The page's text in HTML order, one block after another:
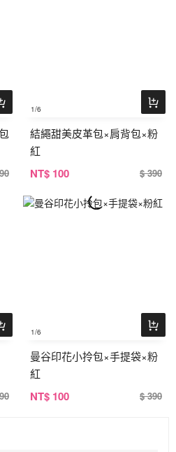
1/6
結繩甜美皮革包×肩背包×粉
紅
NT$ 100 $ 390
1/6
曼谷印花小拎包×手提袋×粉
紅
NT$ 100 $ 390